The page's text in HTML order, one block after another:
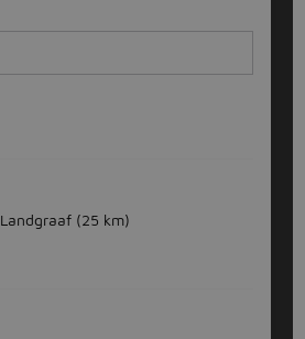
Landgraaf (25 km)